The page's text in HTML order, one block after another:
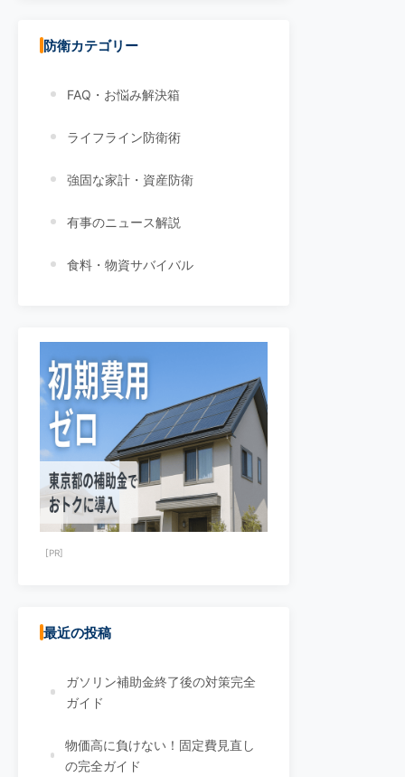
防衛カテゴリー
FAQ・お悩み解決箱
ライフライン防衛術
強固な家計・資産防衛
有事のニュース解説
食料・物資サバイバル
[PR]
最近の投稿
ガソリン補助金終了後の対策完全
ガイド
物価高に負けない！固定費見直し
の完全ガイド